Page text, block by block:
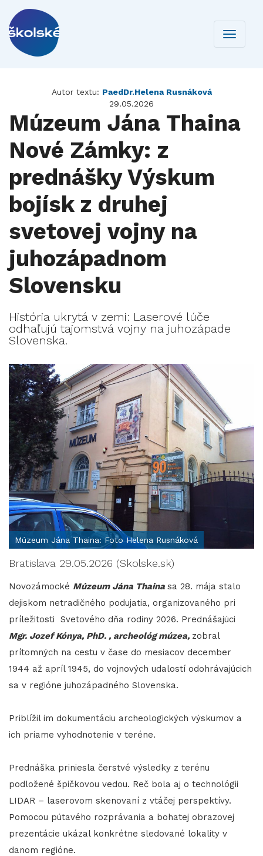
Toggle
Autor textu: PaedDr.Helena Rusnáková
29.05.2026
Múzeum Jána Thaina
Nové Zámky: z
prednášky Výskum
bojísk z druhej
svetovej vojny na
juhozápadnom
Slovensku
História ukrytá v zemi: Laserové lúče
odhaľujú tajomstvá vojny na juhozápade
Slovenska.
Múzeum Jána Thaina: Foto Helena Rusnáková
Bratislava 29.05.2026 (Skolske.sk)
Novozámocké Múzeum Jána Thaina sa 28. mája stalo
dejiskom netradičného podujatia, organizovaného pri
príležitosti Svetového dňa rodiny 2026. Prednášajúci
Mgr. Jozef Kónya, PhD. , archeológ múzea, zobral
prítomných na cestu v čase do mesiacov december
1944 až apríl 1945, do vojnových udalostí odohrávajúcich
sa v regióne juhozápadného Slovenska.
Priblížil im dokumentáciu archeologických výskumov a
ich priame vyhodnotenie v teréne.
Prednáška priniesla čerstvé výsledky z terénu
podložené špičkovou vedou. Reč bola aj o technológii
LIDAR – laserovom skenovaní z vtáčej perspektívy.
Pomocou pútavého rozprávania a bohatej obrazovej
prezentácie ukázal konkrétne sledované lokality v
danom regióne.